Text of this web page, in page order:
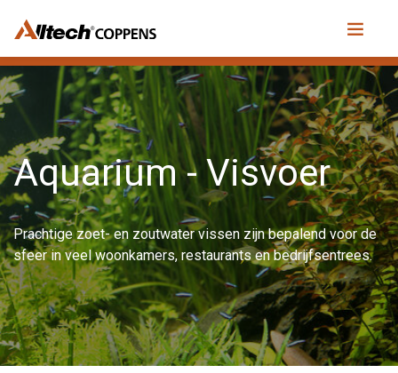
Aquarium - Visvoer
Prachtige zoet- en zoutwater vissen zijn bepalend voor de
sfeer in veel woonkamers, restaurants en bedrijfsentrees.